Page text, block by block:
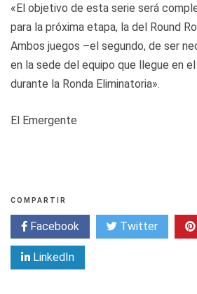
«El objetivo de esta serie será
para la próxima etapa, la del Round
Ambos juegos –el segundo, de ser
en la sede del equipo que llegue en
durante la Ronda Eliminatoria».
El Emergente
COMPARTIR
Facebook Twitter
LinkedIn